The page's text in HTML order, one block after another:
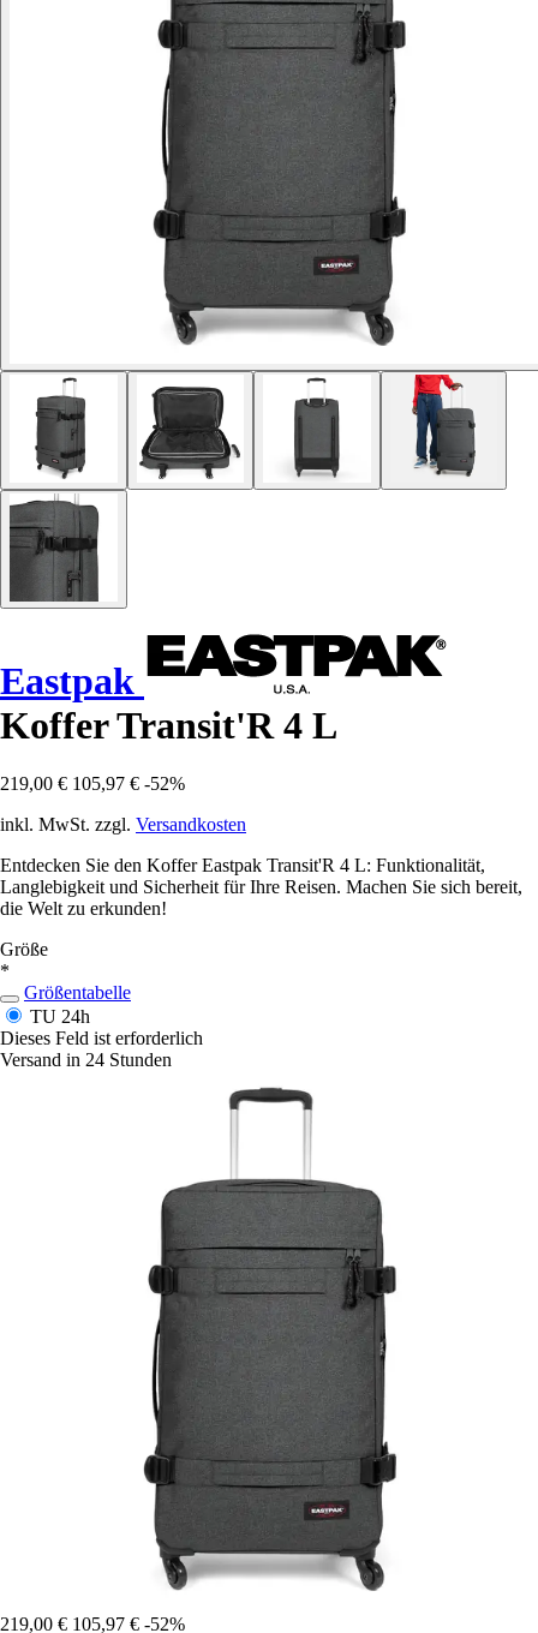
Eastpak
Koffer Transit'R 4 L
219,00 € 105,97 € -52%
inkl. MwSt. zzgl. Versandkosten
Entdecken Sie den Koffer Eastpak Transit'R 4 L: Funktionalität,
Langlebigkeit und Sicherheit für Ihre Reisen. Machen Sie sich bereit,
die Welt zu erkunden!
Größe
*
Größentabelle
TU 24h
Dieses Feld ist erforderlich
Versand in 24 Stunden
219,00 € 105,97 € -52%